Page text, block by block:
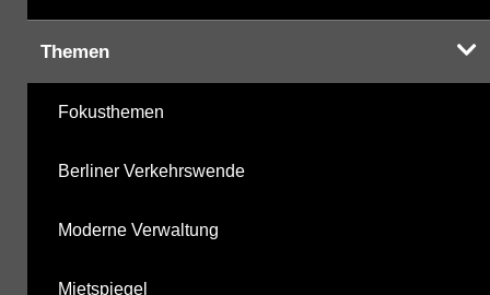
Themen
Fokusthemen
Berliner Verkehrswende
Moderne Verwaltung
Mietspiegel